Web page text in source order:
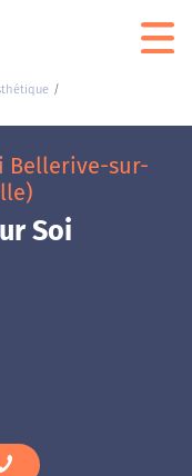
Bellerive-sur-
Soi